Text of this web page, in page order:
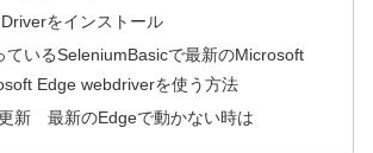
をインストール
ているSeleniumBasicで最新のMicrosoft
Edge webdriverを使う方法
新 最新のEdgeで動かない時は